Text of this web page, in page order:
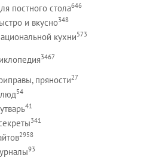
постного стола646
и вкусно348
кухни573
3467
пряности27
54
41
341
2958
93